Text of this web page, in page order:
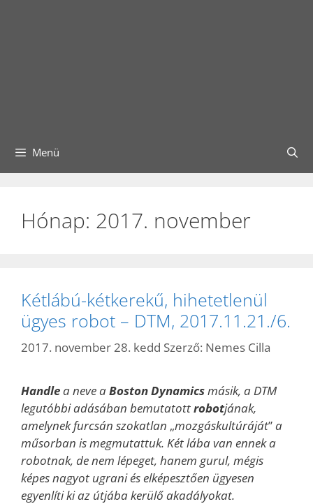
Menü
Hónap: 2017. november
Kétlábú-kétkerekű, hihetetlenül
ügyes robot – DTM, 2017.11.21./6.
2017. november 28. kedd Szerző: Nemes Cilla
Handlea neve aBoston Dynamicsmásik, a DTM
legutóbbi adásában bemutatottrobotjának,
amelynek furcsán szokatlan „mozgáskultúráját”a
műsorban is megmutattuk. Két lába van ennek a
robotnak, de nem lépeget, hanem gurul, mégis
képes nagyot ugrani és elképesztően ügyesen
egyenlíti ki az útjába kerülő akadályokat.